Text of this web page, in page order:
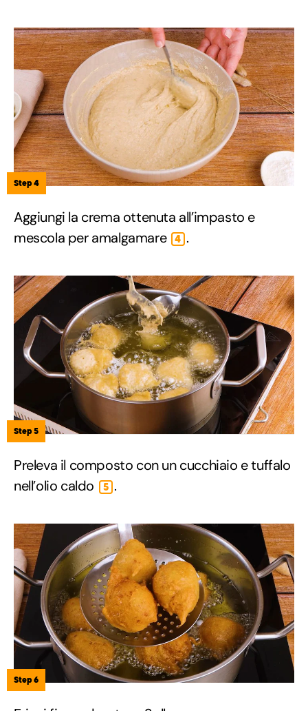
Step 4
Aggiungi la crema ottenuta all’impasto e
mescola per amalgamare
4 .
Step 5
Preleva il composto con un cucchiaio e tuffalo
nell’olio caldo
5 .
Step 6